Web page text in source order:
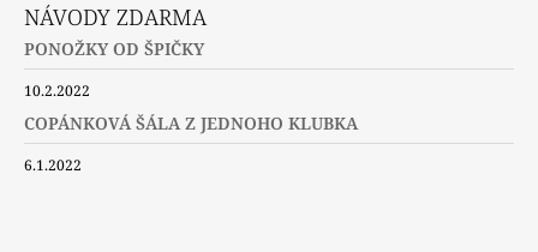
NÁVODY ZDARMA
PONOŽKY OD ŠPIČKY
10.2.2022
COPÁNKOVÁ ŠÁLA Z JEDNOHO KLUBKA
6.1.2022